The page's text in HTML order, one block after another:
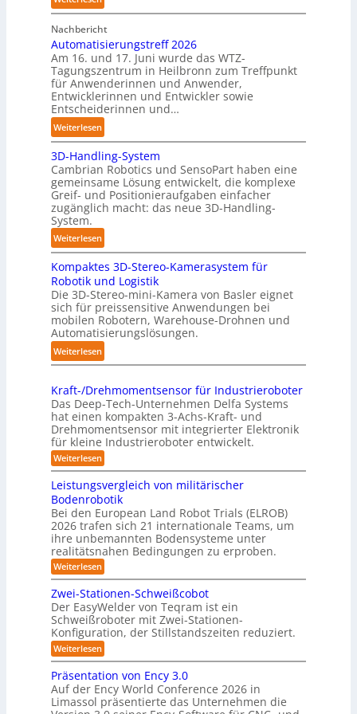
r
o
b
o
t
e
r
r
o
b
o
t
A
A
A
Z
ü
r
i
c
h
:
T
r
e
f
f
p
u
n
k
t
f
ü
r
p
a
x
s
n
a
h
e
A
u
t
o
m
a
t
i
s
i
e
r
u
n
Nachbericht
Automatisierungstreff 2026
Am 16. und 17. Juni wurde das WTZ-
Tagungszentrum in Heilbronn zum Treffpunkt
für Anwenderinnen und Anwender,
Entwicklerinnen und Entwickler sowie
Entscheiderinnen und…
Weiterlesen:
A
u
t
o
m
t
i
s
i
e
r
u
n
g
s
f
2
0
2
6
3D-Handling-System
Cambrian Robotics und SensoPart haben eine
gemeinsame Lösung entwickelt, die komplexe
Greif- und Positionieraufgaben einfacher
zugänglich macht: das neue 3D-Handling-
System.
Weiterlesen:
3
D
-
H
a
n
d
l
n
g
S
y
s
e
m
Kompaktes 3D-Stereo-Kamerasystem für
Robotik und Logistik
Die 3D-Stereo-mini-Kamera von Basler eignet
sich für preissensitive Anwendungen bei
mobilen Robotern, Warehouse-Drohnen und
Automatisierungslösungen.
Weiterlesen:
K
m
p
a
t
e
s
3
D
-
S
t
e
r
e
o
-
K
m
e
Kraft-/Drehmomentsensor für Industrieroboter
Das Deep-Tech-Unternehmen Delfa Systems
hat einen kompakten 3-Achs-Kraft- und
Drehmomentsensor mit integrierter Elektronik
für kleine Industrieroboter entwickelt.
Weiterlesen:
K
a
f
t
-
/
D
r
e
h
m
o
m
e
n
t
s
e
n
s
o
Leistungsvergleich von militärischer
Bodenrobotik
Bei den European Land Robot Trials (ELROB)
2026 trafen sich 21 internationale Teams, um
ihre unbemannten Bodensysteme unter
realitätsnahen Bedingungen zu erproben.
Weiterlesen:
L
e
i
s
t
u
n
g
s
v
e
r
g
Zwei-Stationen-Schweißcobot
Der EasyWelder von Teqram ist ein
Schweißroboter mit Zwei-Stationen-
Konfiguration, der Stillstandszeiten reduziert.
Weiterlesen:
Z
w
e
i
-
Präsentation von Ency 3.0
Auf der Ency World Conference 2026 in
Limassol präsentierte das Unternehmen die